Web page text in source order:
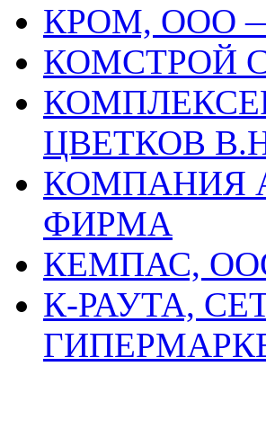
КРОМ, ООО
КОМСТРОЙ
ЦВЕТКОВ
КОМПАНИЯ
ФИРМА
КЕМПАС,
К-РАУТА,